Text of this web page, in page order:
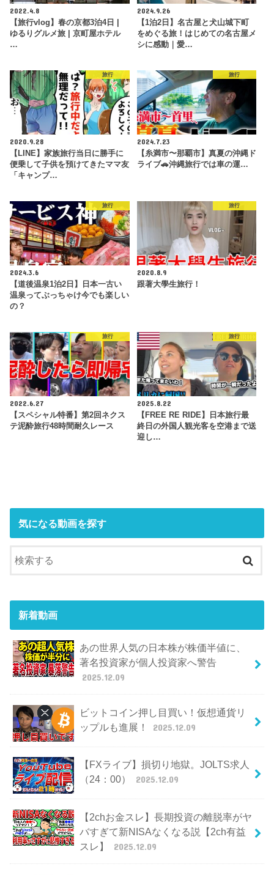
2022.4.8
【旅行vlog】春の京都3泊4日 |
ゆるりグルメ旅 | 京町屋ホテル
…
2024.9.26
【1泊2日】名古屋と犬山城下町
をめぐる旅！はじめての名古屋メ
シに感動｜愛…
旅行
2020.9.28
【LINE】家族旅行当日に勝手に
便乗して子供を預けてきたママ友
「キャンプ…
旅行
2024.7.23
【糸満市〜那覇市】真夏の沖縄ド
ライブ🚗沖縄旅行では車の運…
旅行
2024.3.6
【道後温泉1泊2日】日本一古い
温泉ってぶっちゃけ今でも楽しい
の？
旅行
2020.8.9
跟著大學生旅行！
旅行
2022.6.27
【スペシャル特番】第2回ネクス
テ泥酔旅行48時間耐久レース
旅行
2025.8.22
【FREE RE RIDE】日本旅行最
終日の外国人観光客を空港まで送
迎し…
気になる動画を探す
新着動画
あの世界人気の日本株が株価半値に、
著名投資家が個人投資家へ警告
2025.12.09
ビットコイン押し目買い！仮想通貨リ
ップルも進展！
2025.12.09
【FXライブ】損切り地獄。JOLTS求人
（24：00）
2025.12.09
【2chお金スレ】長期投資の離脱率がヤ
バすぎて新NISAなくなる説【2ch有益
スレ】
2025.12.09